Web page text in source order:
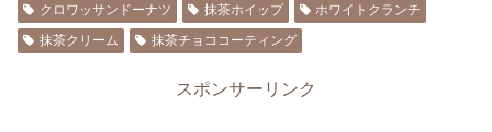
クロワッサンドーナツ
抹茶ホイップ
ホワイトクランチ
抹茶クリーム
抹茶チョココーティング
スポンサーリンク